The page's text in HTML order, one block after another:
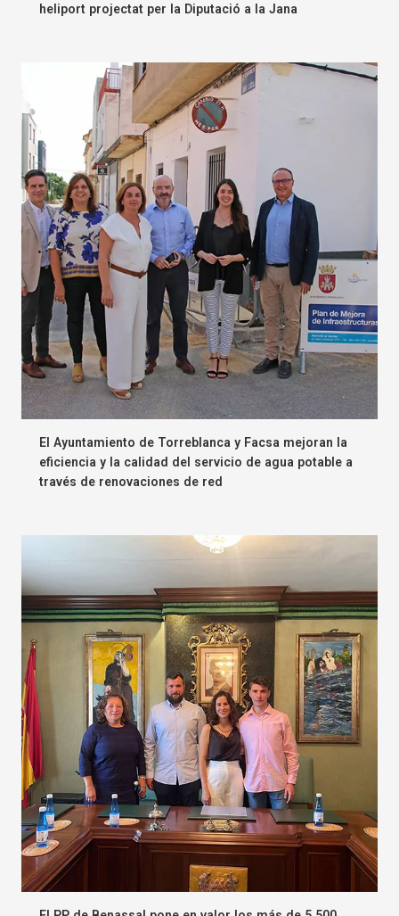
heliport projectat per la Diputació a la Jana
El Ayuntamiento de Torreblanca y Facsa mejoran la
eficiencia y la calidad del servicio de agua potable a
través de renovaciones de red